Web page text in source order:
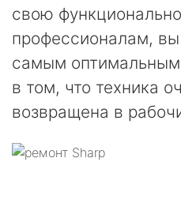
свою
профессионалам, вы
самым
в том, что техника
возвращена в